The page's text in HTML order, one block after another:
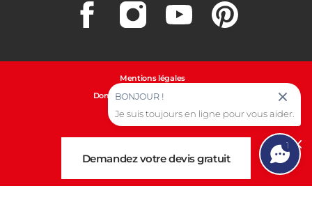
FacebookInstagramYoutubePinterest
Mentions légales
Données personnelles et cookies
Gestion des cookies
Demandez votre devis gratuit
1
BONJOUR !
Je suis toujours en ligne pour vous aider.